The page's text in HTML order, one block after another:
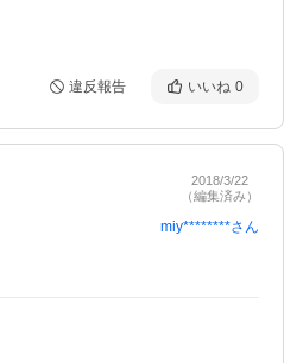
違反報告 いいね 0
2018/3/22
（編集済み）
miy********さん